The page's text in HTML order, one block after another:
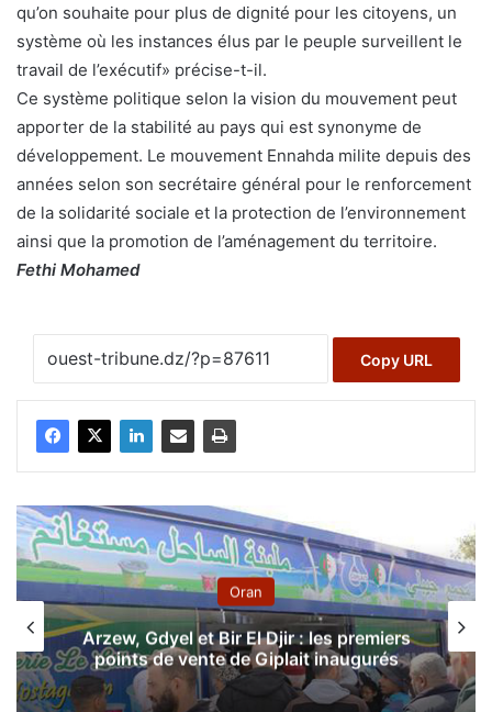
qu’on souhaite pour plus de dignité pour les citoyens, un
système où les instances élus par le peuple surveillent le
travail de l’exécutif» précise-t-il.
Ce système politique selon la vision du mouvement peut
apporter de la stabilité au pays qui est synonyme de
développement. Le mouvement Ennahda milite depuis des
années selon son secrétaire général pour le renforcement
de la solidarité sociale et la protection de l’environnement
ainsi que la promotion de l’aménagement du territoire.
Fethi Mohamed
Copy URL
Oran
Arzew, Gdyel et Bir El Djir : les premiers
points de vente de Giplait inaugurés